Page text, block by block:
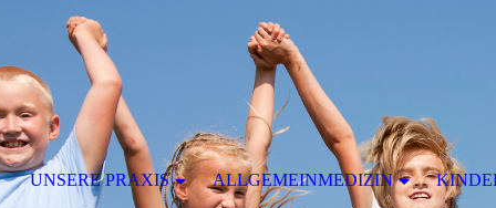
UNSERE PRAXIS ALLGEMEINMEDIZIN